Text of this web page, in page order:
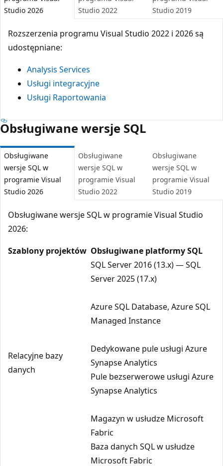
Studio 2026
Studio 2022
Studio 2019
Rozszerzenia programu Visual Studio 2022 i 2026 są
udostępniane:
Analysis Services
Usługi integracyjne
Usługi Raportowania
Obsługiwane wersje SQL
Obsługiwane
wersje SQL w
programie Visual
Studio 2026
Obsługiwane
wersje SQL w
programie Visual
Studio 2022
Obsługiwane
wersje SQL w
programie Visual
Studio 2019
Obsługiwane wersje SQL w programie Visual Studio
2026:
Szablony projektów Obsługiwane platformy SQL
Relacyjne bazy
danych
SQL Server 2016 (13.x) — SQL
Server 2025 (17.x)
Azure SQL Database, Azure SQL
Managed Instance
Dedykowane pule usługi Azure
Synapse Analytics
Pule bezserwerowe usługi Azure
Synapse Analytics
Magazyn w usłudze Microsoft
Fabric
Baza danych SQL w usłudze
Microsoft Fabric